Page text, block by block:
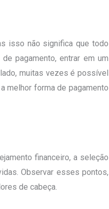
isso não significa que todo
pagamento, entrar em um
muitas vezes é possível
melhor forma de pagamento
financeiro, a seleção
Observar esses pontos,
de cabeça.